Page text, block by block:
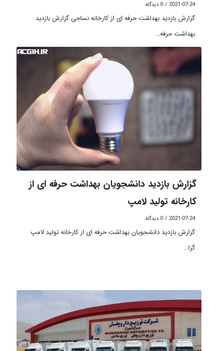
2021-07-24
/ 0 دیدگاه
گزارش بازدید بهداشت حرفه ای از کارخانه نساجی گزارش بازدید
بهداشت حرفه…
گزارش بازدید دانشجویان بهداشت حرفه ای از
کارخانه تولید لامپ
2021-07-24
/ 0 دیدگاه
گزارش بازدید دانشجویان بهداشت حرفه ای از کارخانه تولید لامپ
گزا…